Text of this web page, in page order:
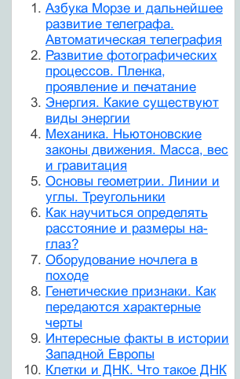
Азбука Морзе и дальнейшее
развитие телеграфа.
Автоматическая телеграфия
Развитие фотографических
процессов. Пленка,
проявление и печатание
Энергия. Какие существуют
виды энергии
Механика. Ньютоновские
законы движения. Масса, вес
и гравитация
Основы геометрии. Линии и
углы. Треугольники
Как научиться определять
расстояние и размеры на-
глаз?
Оборудование ночлега в
походе
Генетические признаки. Как
передаются характерные
черты
Интересные факты в истории
Западной Европы
Клетки и ДНК. Что такое ДНК